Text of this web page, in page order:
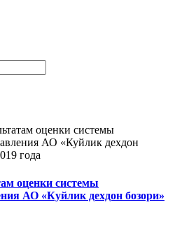
оценки системы
АО «Куйлик дехдон
года
оценки системы
АО «Куйлик дехдон бозори»